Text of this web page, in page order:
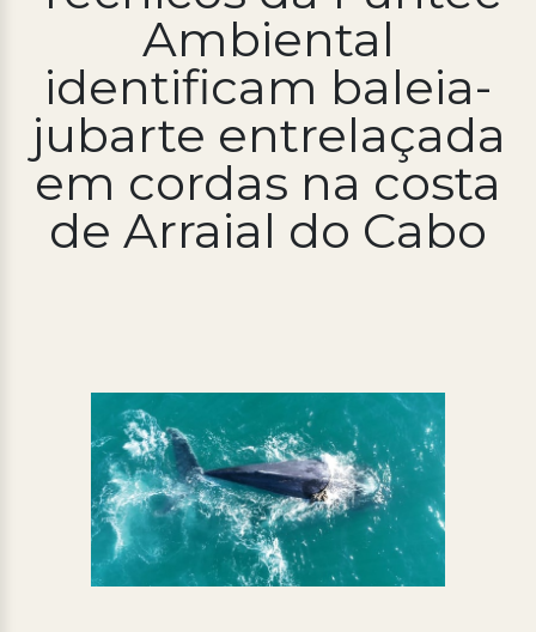
Prefeitura
Diário Oficial
Processo Seletivo
Concursos
Ouvidoria | e-Sic
Ambiental
identificam baleia-
jubarte entrelaçada
em cordas na costa
de Arraial do Cabo